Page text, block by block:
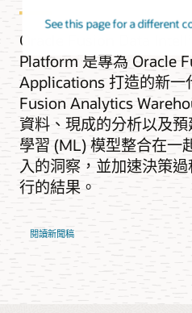
See this page for a different
Oracle Fusion Data
Platform 是專為 Oracle
Applications 打造的新一
Fusion Analytics
資料、現成的分析以及
學習 (ML) 模型整合在一
入的洞察，並加速決策
行的結果。
閱讀新聞稿